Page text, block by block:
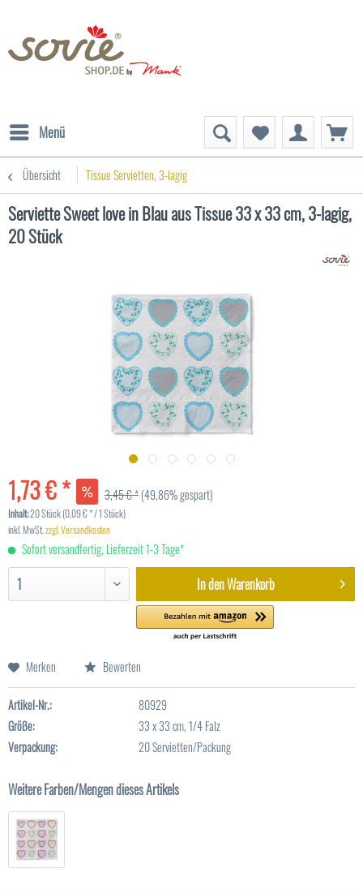
Menü
Übersicht Tissue Servietten, 3-lagig
Serviette Sweet love in Blau aus Tissue 33 x 33 cm, 3-lagig,
20 Stück
1,73 € * 3,45 € *(49,86% gespart)
Inhalt:20 Stück (0,09 € * / 1 Stück)
inkl. MwSt.zzgl. Versandkosten
Sofort versandfertig, Lieferzeit 1-3 Tage*
In denWarenkorb
Merken Bewerten
Artikel-Nr.:
80929
Größe:
33 x 33 cm, 1/4 Falz
Verpackung:
20 Servietten/Packung
Weitere Farben/Mengen dieses Artikels